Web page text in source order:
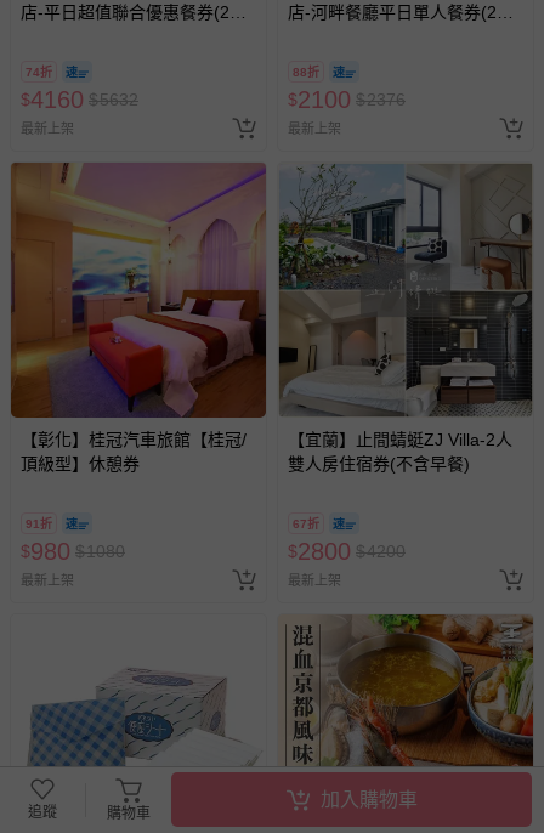
店-平日超值聯合優惠餐券(2張
74折
$4160 $5632
最新上架
店-河畔餐廳平日單人餐券(2張
88折
$2100 $2376
最新上架
【彰化】桂冠汽車旅館【桂冠/
頂級型】休憩券
91折
$980 $1080
最新上架
【宜蘭】止間蜻蜓ZJ Villa-2人
雙人房住宿券(不含早餐)
67折
$2800 $4200
最新上架
追蹤 購物車
加入購物車